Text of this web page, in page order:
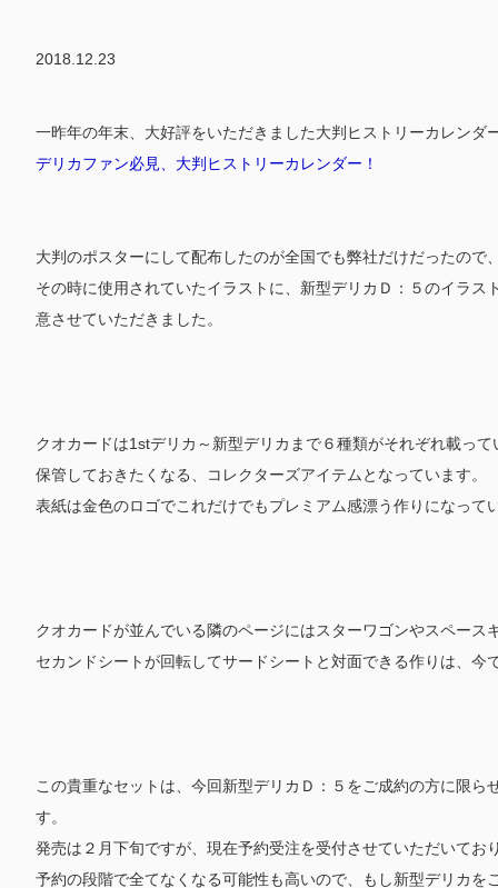
2018.12.23
一昨年の年末、大好評をいただきました大判ヒストリーカレンダ
デリカファン必見、大判ヒストリーカレンダー！
大判のポスターにして配布したのが全国でも弊社だけだったので
その時に使用されていたイラストに、新型デリカＤ：５のイラス
意させていただきました。
クオカードは1stデリカ～新型デリカまで６種類がそれぞれ載っ
保管しておきたくなる、コレクターズアイテムとなっています。
表紙は金色のロゴでこれだけでもプレミアム感漂う作りになって
クオカードが並んでいる隣のページにはスターワゴンやスペース
セカンドシートが回転してサードシートと対面できる作りは、今
この貴重なセットは、今回新型デリカＤ：５をご成約の方に限
す。
発売は２月下旬ですが、現在予約受注を受付させていただいてお
予約の段階で全てなくなる可能性も高いので、もし新型デリカを